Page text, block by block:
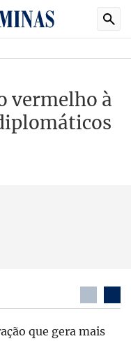
vermelho à
que gera mais